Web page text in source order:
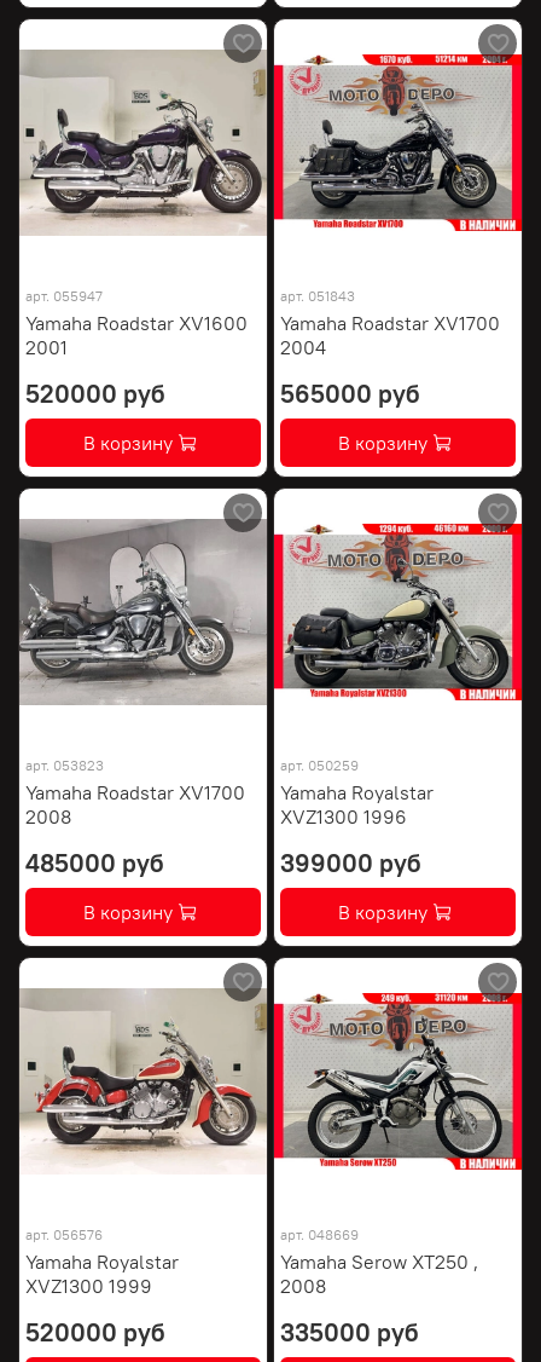
арт. 055947
Yamaha Roadstar XV1600
2001
520000 руб
В корзину
арт. 051843
Yamaha Roadstar XV1700
2004
565000 руб
В корзину
арт. 053823
Yamaha Roadstar XV1700
2008
485000 руб
В корзину
арт. 050259
Yamaha Royalstar
XVZ1300 1996
399000 руб
В корзину
арт. 056576
Yamaha Royalstar
XVZ1300 1999
520000 руб
арт. 048669
Yamaha Serow XT250 ,
2008
335000 руб